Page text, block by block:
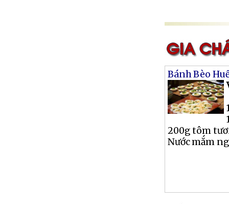
Bánh Bèo
200g tôm
Nước mắm